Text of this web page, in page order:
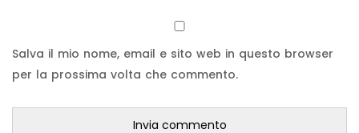
Salva il mio nome, email e sito web in questo browser
per la prossima volta che commento.